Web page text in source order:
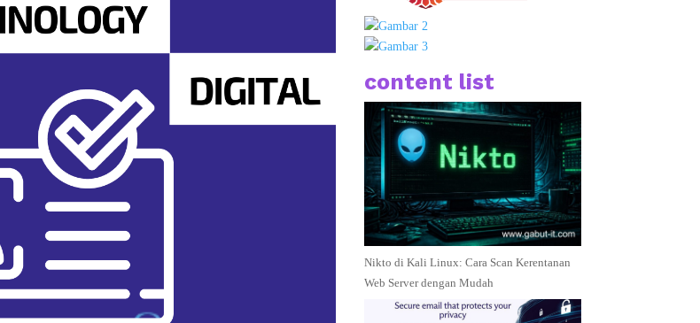
content list
Nikto di Kali Linux: Cara Scan Kerentanan
Web Server dengan Mudah